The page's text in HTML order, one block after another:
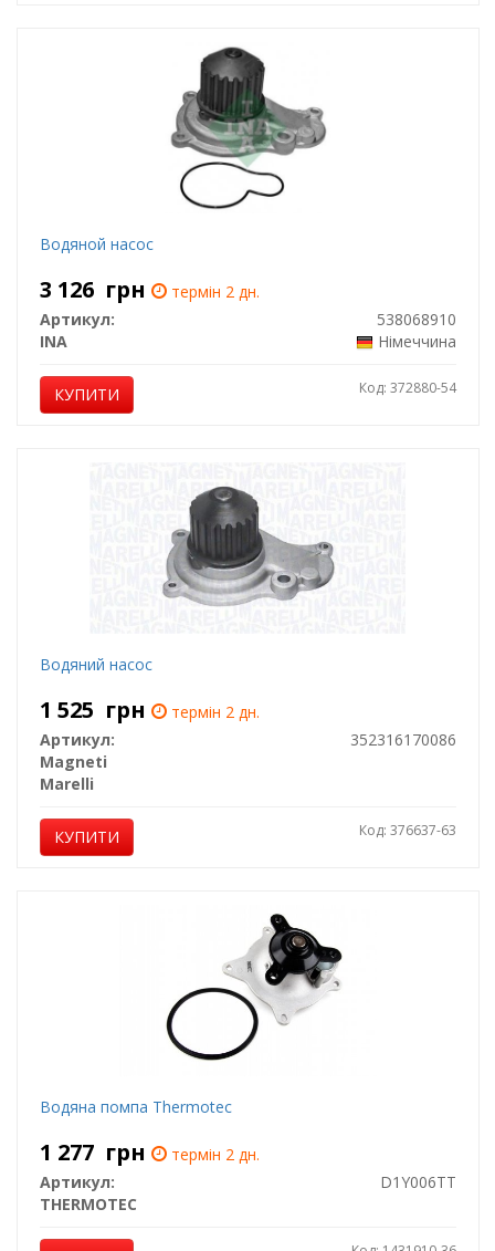
Водяной насос
3 126 грн
термін 2 дн.
Артикул:
538068910
INA
Німеччина
КУПИТИ Код: 372880-54
Водяний насос
1 525 грн
термін 2 дн.
Артикул:
352316170086
Magneti
Marelli
КУПИТИ Код: 376637-63
Водяна помпа Thermotec
1 277 грн
термін 2 дн.
Артикул:
D1Y006TT
THERMOTEC